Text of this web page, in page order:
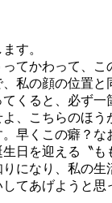
す。
てかわって、
私の顔の位置
くると、必ず
、こちらのほ
早くこの癖？な
日を迎える〝も
になり、私の
てあげようと